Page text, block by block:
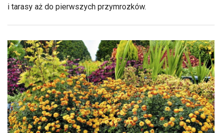
i tarasy aż do pierwszych przymrozków.